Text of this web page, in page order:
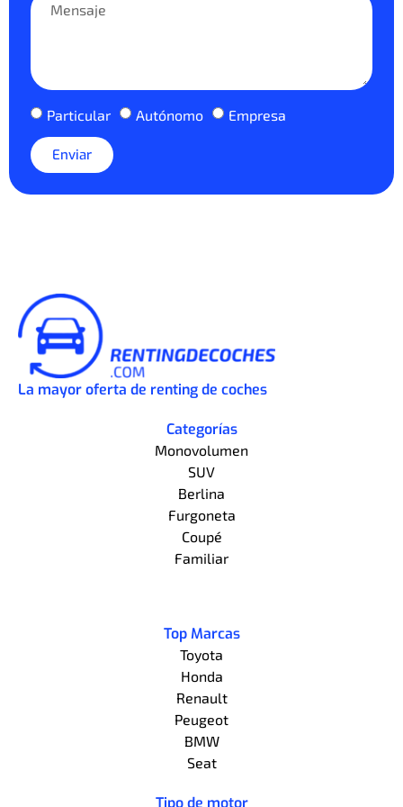
Particular Autónomo Empresa
Enviar
La mayor oferta de renting de coches
Categorías
Monovolumen
SUV
Berlina
Furgoneta
Coupé
Familiar
Top Marcas
Toyota
Honda
Renault
Peugeot
BMW
Seat
Tipo de motor